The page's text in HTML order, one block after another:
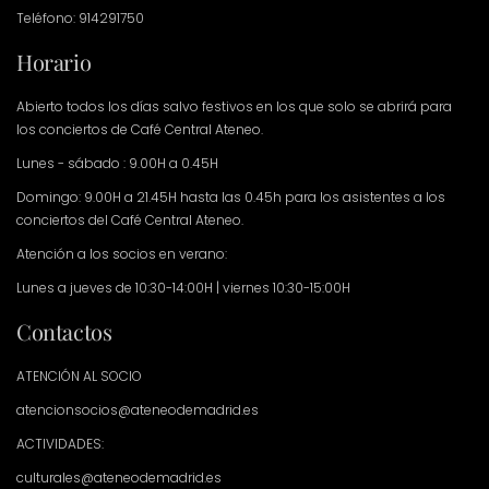
Teléfono: 914291750
Horario
Abierto todos los días salvo festivos en los que solo se abrirá para
los conciertos de Café Central Ateneo.
Lunes - sábado : 9.00H a 0.45H
Domingo: 9.00H a 21.45H hasta las 0.45h para los asistentes a los
conciertos del Café Central Ateneo.
Atención a los socios en verano:
Lunes a jueves de 10:30-14:00H | viernes 10:30-15:00H
Contactos
ATENCIÓN AL SOCIO
atencionsocios@ateneodemadrid.es
ACTIVIDADES:
culturales@ateneodemadrid.es